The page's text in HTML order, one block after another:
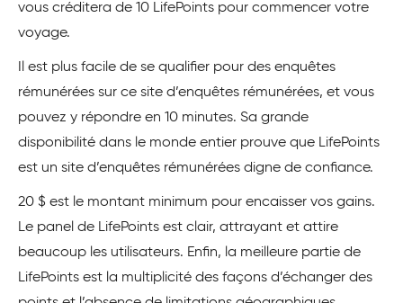
vous créditera de 10 LifePoints pour commencer votre
voyage.
Il est plus facile de se qualifier pour des enquêtes
rémunérées sur ce site d’enquêtes rémunérées, et vous
pouvez y répondre en 10 minutes. Sa grande
disponibilité dans le monde entier prouve que LifePoints
est un site d’enquêtes rémunérées digne de confiance.
20 $ est le montant minimum pour encaisser vos gains.
Le panel de LifePoints est clair, attrayant et attire
beaucoup les utilisateurs. Enfin, la meilleure partie de
LifePoints est la multiplicité des façons d’échanger des